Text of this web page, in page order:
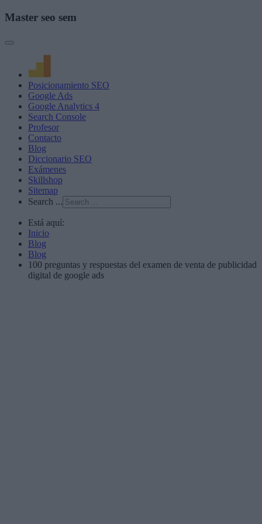
Master seo sem
Posicionamiento SEO
Google Ads
Google Analytics 4
Search Console
Profesor
Contacto
Blog
Diccionario SEO
Exámenes
Skillshop
Sitemap
Search ...
Está aquí:
Inicio
Blog
Blog
100 preguntas y respuestas del examen de venta de publicidad
digital de google ads